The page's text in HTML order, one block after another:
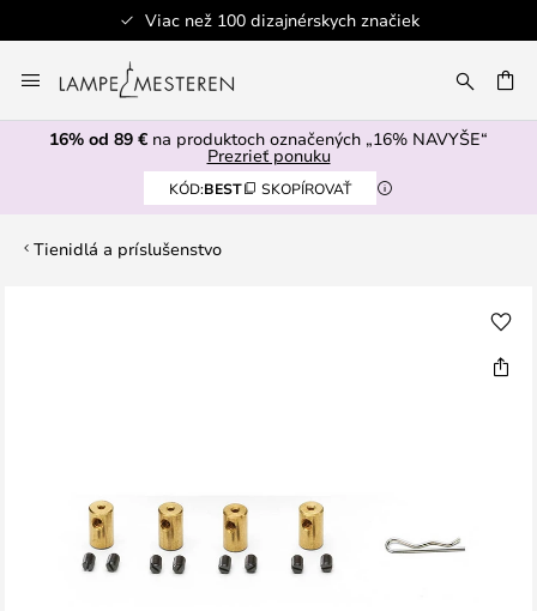
Viac než 100 dizajnérskych značiek
to
Content
16% od 89 € na produktoch označených „16% NAVYŠE“
Prezrieť ponuku
KÓD:BEST SKOPÍROVAŤ
Tienidlá a príslušenstvo